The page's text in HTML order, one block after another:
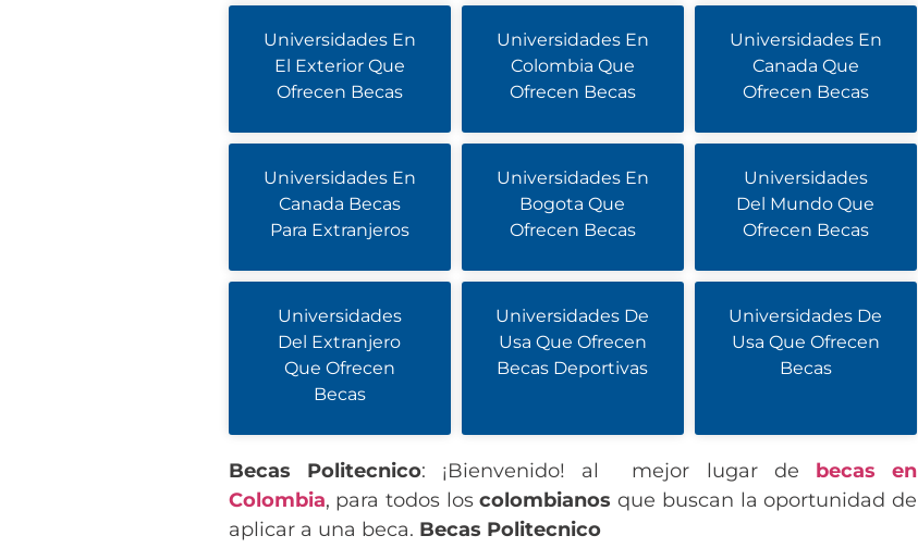
Universidades En
El Exterior Que
Ofrecen Becas
Universidades En
Colombia Que
Ofrecen Becas
Universidades En
Canada Que
Ofrecen Becas
Universidades En
Canada Becas
Para Extranjeros
Universidades En
Bogota Que
Ofrecen Becas
Universidades
Del Mundo Que
Ofrecen Becas
Universidades
Del Extranjero
Que Ofrecen
Becas
Universidades De
Usa Que Ofrecen
Becas Deportivas
Universidades De
Usa Que Ofrecen
Becas
Becas Politecnico: ¡Bienvenido! al mejor lugar de becas en
Colombia, para todos loscolombianos que buscan la oportunidad de
aplicar a una beca. Becas Politecnico